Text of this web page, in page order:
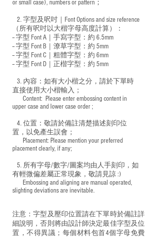
or small case), numbers or pattern；
2. 字型及呎吋｜ Font Options and size reference
（所有呎吋以大楷字母高度計算）：
-- 字型 Font A｜手寫字型：約 6.5mm
-- 字型 Font B｜潦草字型： 約 5mm
-- 字型 Font C｜粗體字型：約 6mm
-- 字型 Font D｜正楷字型： 約 5mm
3. 內容：如有大小楷之分，請於下單時
直接使用大小楷輸入；
​ Content: Please enter embossing content in
upper case and lower case order ;
4. 位置：敬請於備註清楚描述刻印位
置，以免產生誤會；
​ Placement: Please mention your preferred
placement clearly, if any;
5. 所有字母/數字/圖案均由人手刻印，如
有輕微偏差屬正常現象，敬請見諒 :)
​ Embossing and aligning are manual operated,
slighting deviations are inevitable.
注意：字型及壓印位置請在下單時於備註詳
細說明，否則將由設計師決定最佳字型及位
置，不得異議；每個材料包首4個字母免費